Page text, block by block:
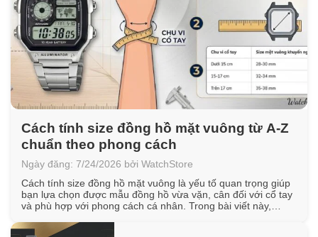
Cách tính size đồng hồ mặt vuông từ A-Z
chuẩn theo phong cách
Ngày đăng: 7/24/2026 bởi WatchStore
Cách tính size đồng hồ mặt vuông là yếu tố quan trọng giúp
bạn lựa chọn được mẫu đồng hồ vừa vặn, cân đối với cổ tay
và phù hợp với phong cách cá nhân. Trong bài viết này,
thước mặt vuông [...]